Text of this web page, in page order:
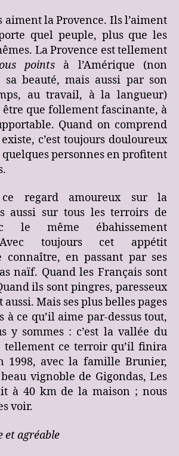
aiment la Provence. Ils l’aiment
quel peuple, plus que les
La Provence est tellement
points à l’Amérique (non
sa beauté, mais aussi par son
au travail, à la langueur)
être que follement fascinante, à
Quand on comprend
c’est toujours douloureux
personnes en profitent
regard amoureux sur la
aussi sur tous les terroirs de
le même ébahissement
toujours cet appétit
connaître, en passant par ses
naïf. Quand les Français sont
ils sont pingres, paresseux
Mais ses plus belles pages
à ce qu’il aime par-dessus tout,
y sommes : c’est la vallée du
tellement ce terroir qu’il finira
1998, avec la famille Brunier,
vignoble de Gigondas, Les
à 40 km de la maison ; nous
voir.
et agréable